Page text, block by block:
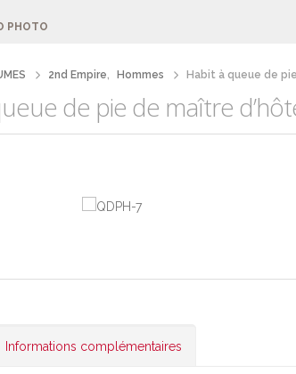
PHOTO
2nd Empire, Hommes Habit à queue de
de pie de maître
Informations complémentaires